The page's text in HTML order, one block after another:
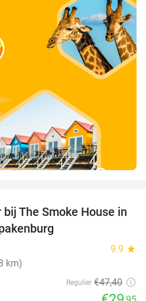
37%
The Smoke House in
9.9 star
km)
Regulier €47,40